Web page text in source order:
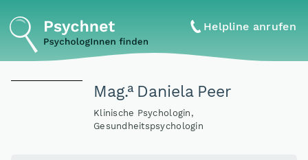
Helpline anrufen
Mag.aDaniela Peer
Klinische Psychologin,
Gesundheitspsychologin